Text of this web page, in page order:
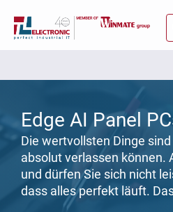
Edge AI Panel
Die wertvollsten Dinge
absolut verlassen können.
und dürfen Sie sich nicht
dass alles perfekt läuft.